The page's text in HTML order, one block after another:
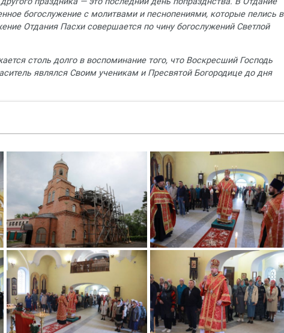
богослужение с молитвами и песнопениями, которые пелись в
Отдания Пасхи совершается по чину богослужений Светлой
столь долго в воспоминание того, что Воскресший Господь
являлся Своим ученикам и Пресвятой Богородице до дня